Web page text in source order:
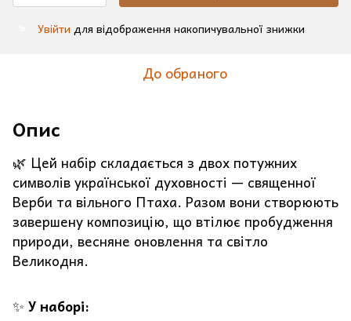
Увійти для відображення накопичувальної знижки
До обраного
Опис
🌿 Цей набір складається з двох потужних
символів української духовності — священної
Верби та вільного Птаха. Разом вони створюють
завершену композицію, що втілює пробудження
природи, весняне оновлення та світло
Великодня.
✨ У наборі: